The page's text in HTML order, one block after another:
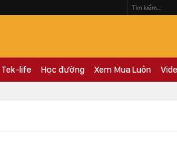
Tek-life Học đường Xem Mua Luôn